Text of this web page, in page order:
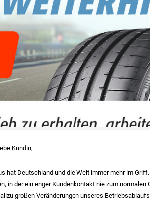
Kundin,
hat Deutschland und die Welt immer mehr im
in der ein enger Kundenkontakt nie zum
großen Veränderungen unseres